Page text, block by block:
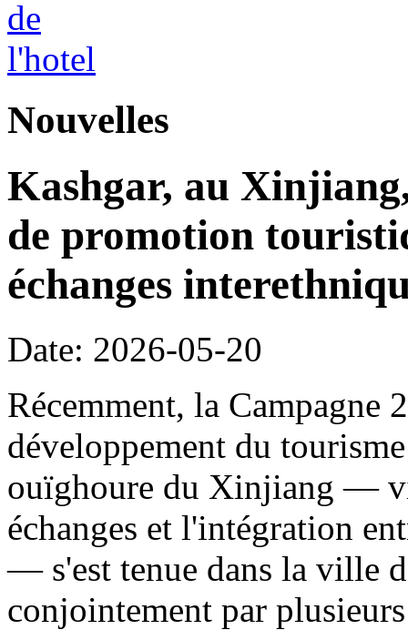
Nouvelles
Kashgar, au
de promotion
échanges
Date: 2026-05-20
Récemment, la Campagne
développement du
ouïghoure du Xinjiang —
échanges et l'intégration
— s'est tenue dans la ville
conjointement par